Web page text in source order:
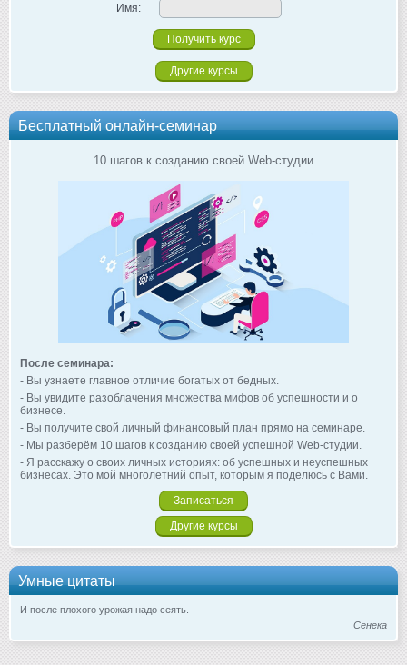
Имя:
Другие курсы
Бесплатный онлайн-семинар
10 шагов к созданию своей Web-студии
После семинара:
- Вы узнаете главное отличие богатых от бедных.
- Вы увидите разоблачения множества мифов об успешности и о
бизнесе.
- Вы получите свой личный финансовый план прямо на семинаре.
- Мы разберём 10 шагов к созданию своей успешной Web-студии.
- Я расскажу о своих личных историях: об успешных и неуспешных
бизнесах. Это мой многолетний опыт, которым я поделюсь с Вами.
Записаться
Другие курсы
Умные цитаты
И после плохого урожая надо сеять.
Сенека